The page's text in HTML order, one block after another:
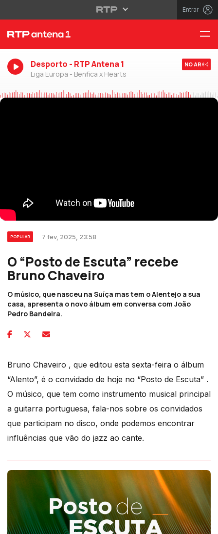
Entrar
Desporto - RTP Antena 1
Liga Europa - Benfica x Hearts
NO AR
POPULAR 7 fev, 2025, 23:58
O “Posto de Escuta” recebe
Bruno Chaveiro
O músico, que nasceu na Suíça mas tem o Alentejo a sua
casa, apresenta o novo álbum em conversa com João
Pedro Bandeira.
Bruno Chaveiro , que editou esta sexta-feira o álbum
“Alento”, é o convidado de hoje no “Posto de Escuta” .
O músico, que tem como instrumento musical principal
a guitarra portuguesa, fala-nos sobre os convidados
que participam no disco, onde podemos encontrar
influências que vão do jazz ao cante.